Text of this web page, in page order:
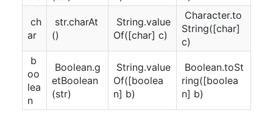
ch
ar
str.charAt
()
String.value
Of([char] c)
Character.to
String([char]
c)
b
oo
lea
n
Boolean.g
etBoolean
(str)
String.value
Of([boolea
n] b)
Boolean.toSt
ring([boolea
n] b)